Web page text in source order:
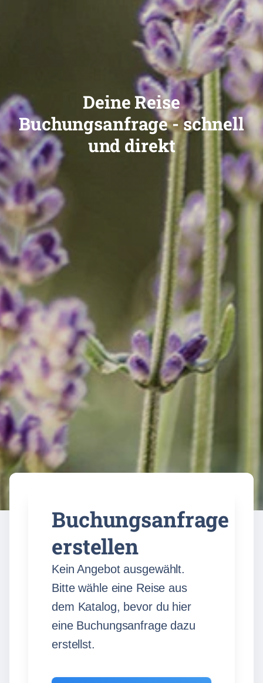
Deine Reise
Buchungsanfrage - schnell
und direkt
Buchungsanfrage
erstellen
Kein Angebot ausgewählt.
Bitte wähle eine Reise aus
dem Katalog, bevor du hier
eine Buchungsanfrage dazu
erstellst.